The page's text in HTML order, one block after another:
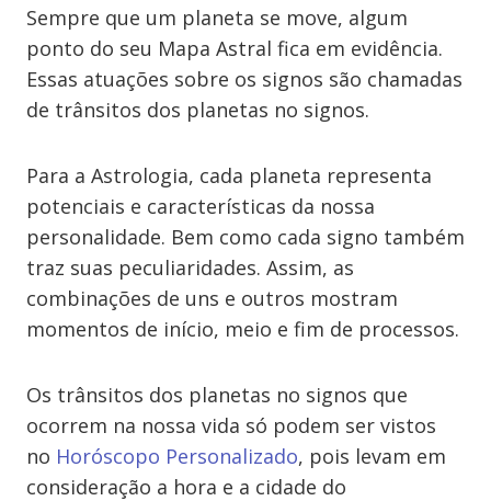
Sempre que um planeta se move, algum
ponto do seu Mapa Astral fica em evidência.
Essas atuações sobre os signos são chamadas
de trânsitos dos planetas no signos.
Para a Astrologia, cada planeta representa
potenciais e características da nossa
personalidade. Bem como cada signo também
traz suas peculiaridades. Assim, as
combinações de uns e outros mostram
momentos de início, meio e fim de processos.
Os trânsitos dos planetas no signos que
ocorrem na nossa vida só podem ser vistos
no Horóscopo Personalizado, pois levam em
consideração a hora e a cidade do